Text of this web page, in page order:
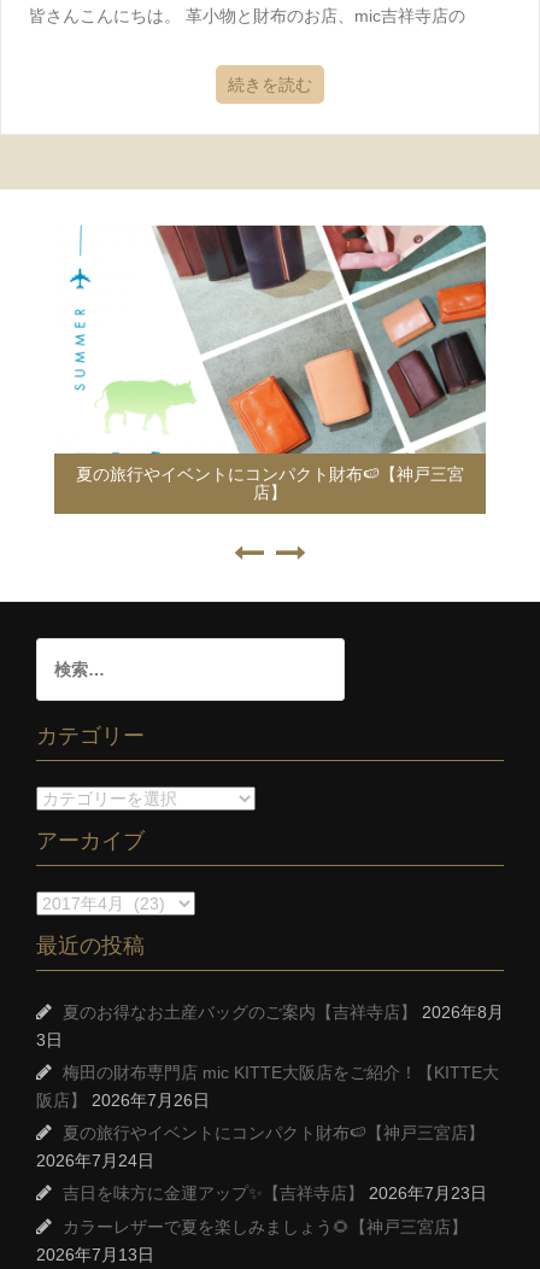
皆さんこんにちは。 革小物と財布のお店、mic吉祥寺店の
続きを読む
夏の旅行やイベントにコンパクト財布🍉【神戸三宮
店】
カテゴリー
アーカイブ
最近の投稿
夏のお得なお土産バッグのご案内【吉祥寺店】
2026年8月
3日
梅田の財布専門店 mic KITTE大阪店をご紹介！【KITTE大
阪店】
2026年7月26日
夏の旅行やイベントにコンパクト財布🍉【神戸三宮店】
2026年7月24日
吉日を味方に金運アップ✨【吉祥寺店】
2026年7月23日
カラーレザーで夏を楽しみましょう🌻【神戸三宮店】
2026年7月13日